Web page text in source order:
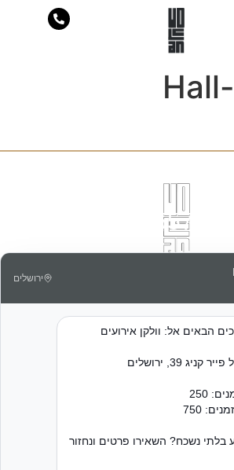
5572*
39, ירושלים
קליינטורה מיתוג לענף האירועים